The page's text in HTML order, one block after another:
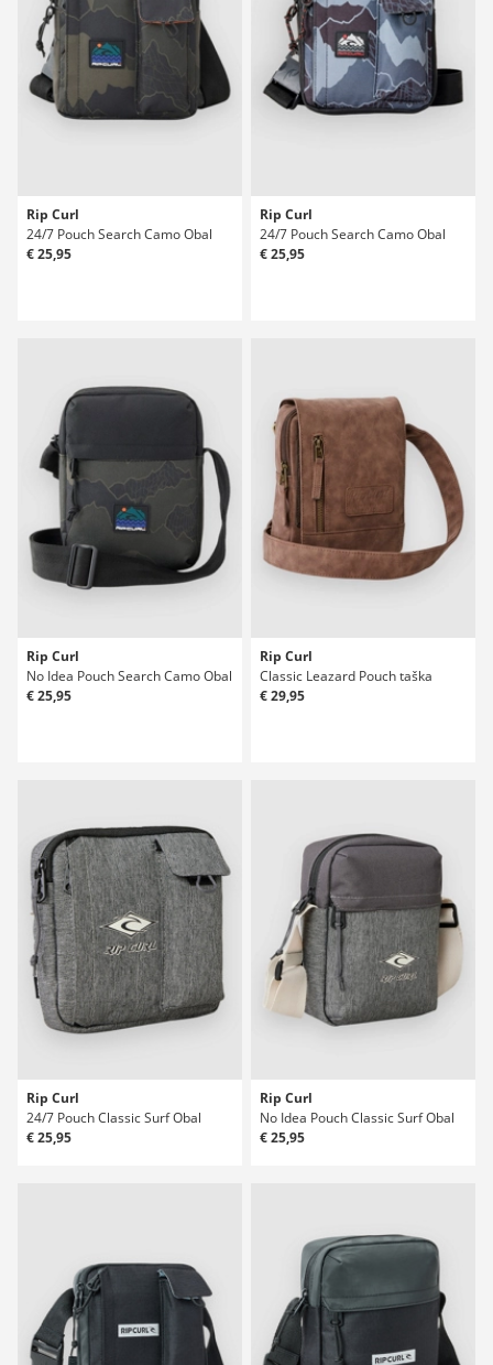
Rip Curl
24/7 Pouch Search Camo Obal
€ 25,95
Rip Curl
24/7 Pouch Search Camo Obal
€ 25,95
Rip Curl
No Idea Pouch Search Camo Obal
€ 25,95
Rip Curl
Classic Leazard Pouch taška
€ 29,95
Rip Curl
24/7 Pouch Classic Surf Obal
€ 25,95
Rip Curl
No Idea Pouch Classic Surf Obal
€ 25,95